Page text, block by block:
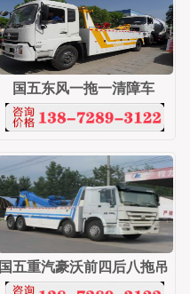
国五东风一拖一清障车
国五重汽豪沃前四后八拖吊